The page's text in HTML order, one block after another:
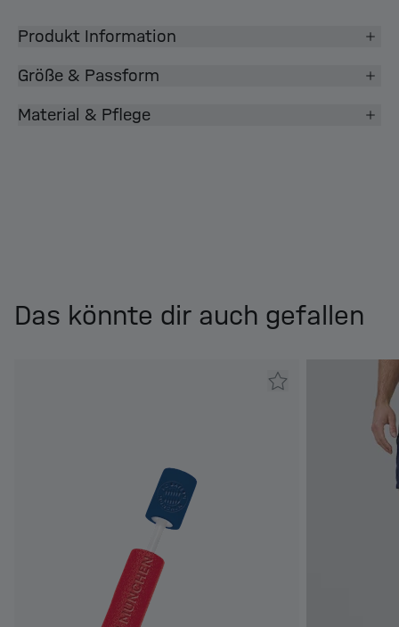
Produkt Information
Größe & Passform
Material & Pflege
Das könnte dir auch gefallen